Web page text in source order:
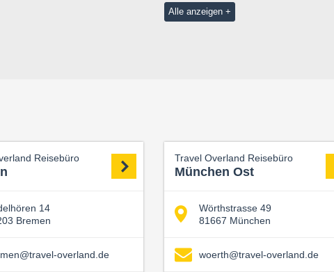
Alle anzeigen
Reisebüro
14
Bremen
overland.de
Travel Overland Reisebüro
München Ost
Wörthstrasse 49
81667 München
woerth@travel-overland.de